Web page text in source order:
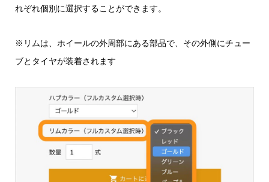
れぞれ個別に選択することができます。
※リムは、ホイールの外周部にある部品で、その外側にチュー
ブとタイヤが装着されます